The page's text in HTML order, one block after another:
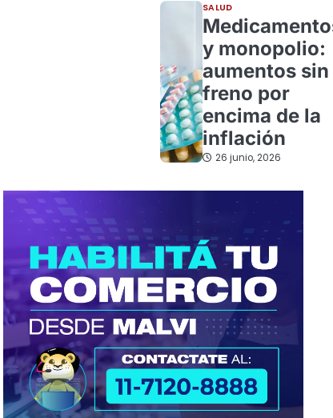
SALUD
y monopolio:
aumentos sin
freno por
encima de la
inflación
26 junio, 2026